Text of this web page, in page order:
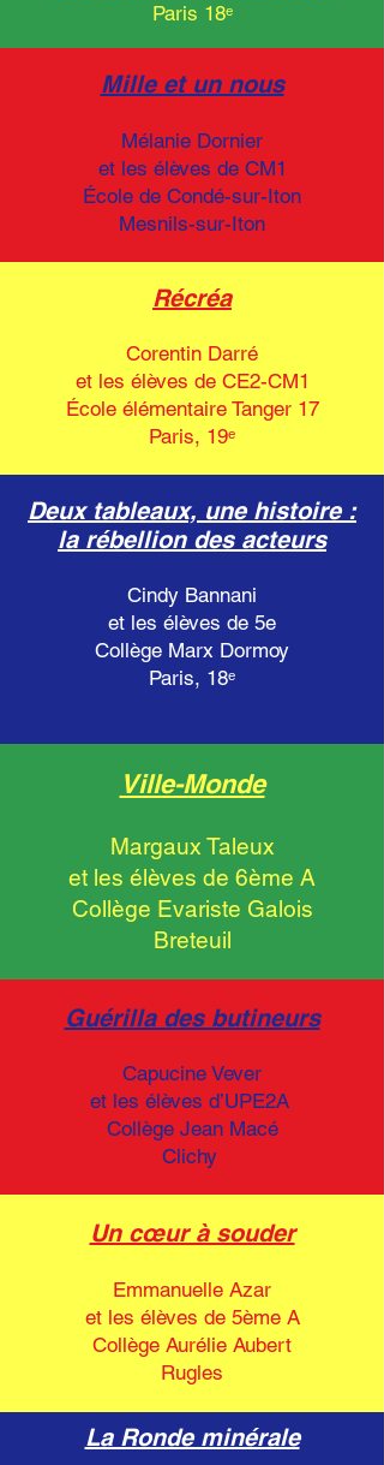
Paris 18ᵉ
Mille et un nous
Mélanie Dornier
et les élèves de CM1
École de Condé-sur-Iton
Mesnils-sur-Iton
Récréa
Corentin Darré
et les élèves de CE2-CM1
École élémentaire Tanger 17
Paris, 19ᵉ
Deux tableaux, une histoire :
la rébellion des acteurs
Cindy Bannani
et les élèves de 5e
Collège Marx Dormoy
Paris, 18ᵉ
Ville-Monde
Margaux Taleux
et les élèves de 6ème A
Collège Evariste Galois
Breteuil
Guérilla des butineurs
Capucine Vever
et les élèves d’UPE2A
Collège Jean Macé
Clichy
Un cœur à souder
Emmanuelle Azar
et les élèves de 5ème A
Collège Aurélie Aubert
Rugles
La Ronde minérale